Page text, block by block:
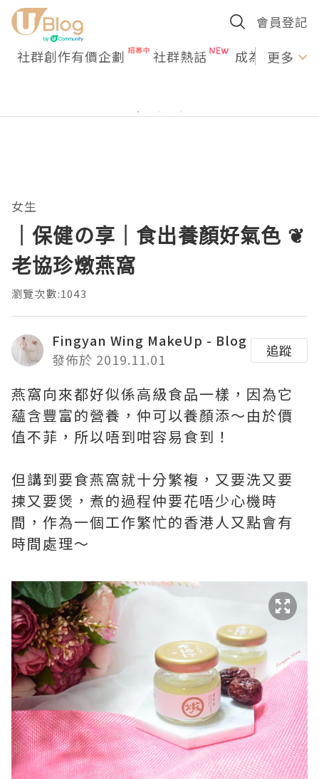
會員登記
社群創作有價企劃 社群熱話 成為U更多
女生
｜保健の享｜食出養顏好氣色 ❦
老協珍燉燕窩
瀏覽次數:1043
Fingyan Wing MakeUp - Blog
發佈於 2019.11.01
追蹤
燕窩向來都好似係高級食品一樣，因為它
蘊含豐富的營養，仲可以養顏添～由於價
值不菲，所以唔到咁容易食到！
但講到要食燕窩就十分繁複，又要洗又要
揀又要煲，煮的過程仲要花唔少心機時
間，作為一個工作繁忙的香港人又點會有
時間處理～